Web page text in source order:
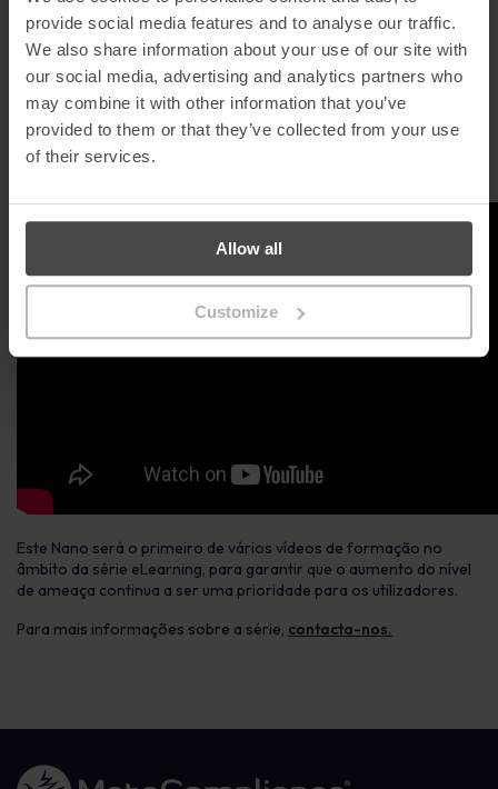
provide social media features and to analyse our traffic.
We also share information about your use of our site with
our social media, advertising and analytics partners who
may combine it with other information that you’ve
provided to them or that they’ve collected from your use
of their services.
Allow all
Customize
cibernética.
Para apoiar as organizações, a MetaCompliance lançou vídeos
actualizados de formação de sensibilização para o ciberespaço
que se centram na forma como o pessoal se pode proteger a si
próprio e à sua organização contra os ciberataques russos. Estes
pequenos vídeos ajudarão a equipar o pessoal com toda a
informação necessária para detetar uma potencial ameaça e
Este Nano será o primeiro de vários vídeos de formação no
âmbito da série eLearning, para garantir que o aumento do nível
de ameaça continua a ser uma prioridade para os utilizadores.
Para mais informações sobre a série, contacta-nos.
Ligação à página inicial